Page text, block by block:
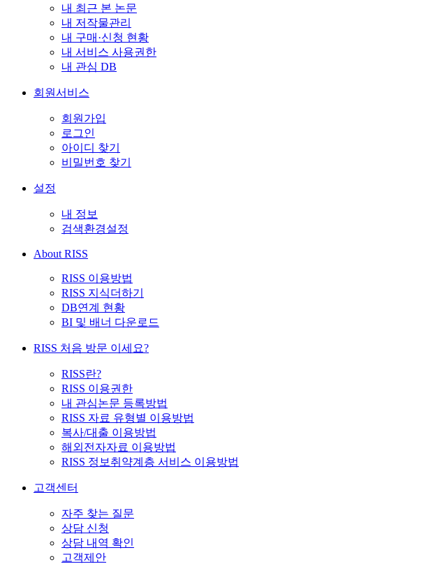
내 최근 본 논문
내 저작물관리
내 구매·신청 현황
내 서비스 사용권한
내 관심 DB
회원서비스
회원가입
로그인
아이디 찾기
비밀번호 찾기
설정
내 정보
검색환경설정
About RISS
RISS 이용방법
RISS 지식더하기
DB연계 현황
BI 및 배너 다운로드
RISS 처음 방문 이세요?
RISS란?
RISS 이용권한
내 관심논문 등록방법
RISS 자료 유형별 이용방법
복사/대출 이용방법
해외전자자료 이용방법
RISS 정보취약계층 서비스 이용방법
고객센터
자주 찾는 질문
상담 신청
상담 내역 확인
고객제안